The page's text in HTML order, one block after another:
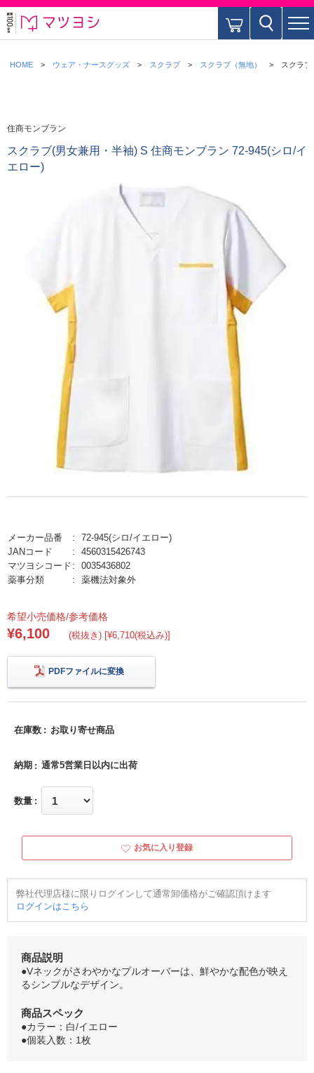
HOME ウェア・ナースグッズ スクラブ スクラブ（無地） スクラ
住商モンブラン
スクラブ(男女兼用・半袖) S 住商モンブラン 72-945(シロ/イ
エロー)
メーカー品番
72-945(シロ/イエロー)
JANコード
4560315426743
マツヨシコード
0035436802
薬事分類
薬機法対象外
希望小売価格/参考価格
¥6,100 (税抜き) [¥6,710(税込み)]
PDFファイルに変換
在庫数 お取り寄せ商品
納期 通常5営業日以内に出荷
数量
お気に入り登録
弊社代理店様に限りログインして通常卸価格がご確認頂けます
ログインはこちら
商品説明
●Vネックがさわやかなプルオーバーは、鮮やかな配色が映え
るシンプルなデザイン。
商品スペック
●カラー：白/イエロー
●個装入数：1枚